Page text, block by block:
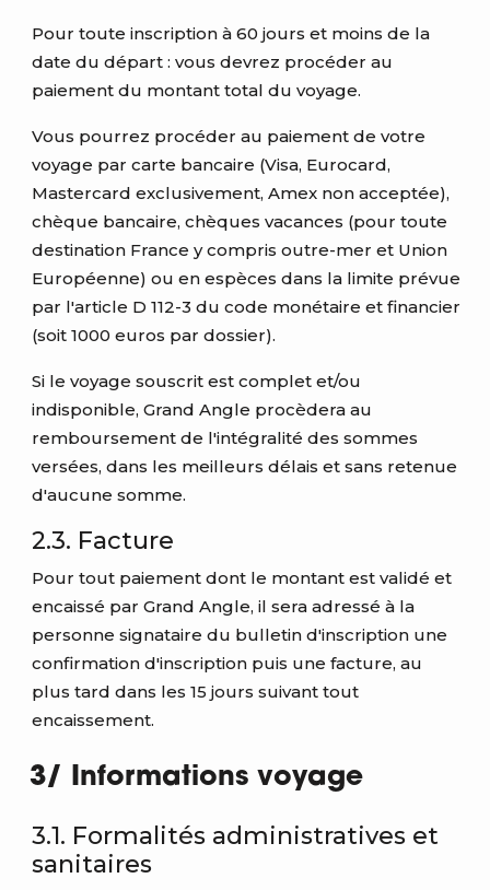
Pour toute inscription à 60 jours et moins de la
date du départ : vous devrez procéder au
paiement du montant total du voyage.
Vous pourrez procéder au paiement de votre
voyage par carte bancaire (Visa, Eurocard,
Mastercard exclusivement, Amex non acceptée),
chèque bancaire, chèques vacances (pour toute
destination France y compris outre-mer et Union
Européenne) ou en espèces dans la limite prévue
par l'article D 112-3 du code monétaire et financier
(soit 1000 euros par dossier).
Si le voyage souscrit est complet et/ou
indisponible, Grand Angle procèdera au
remboursement de l'intégralité des sommes
versées, dans les meilleurs délais et sans retenue
d'aucune somme.
2.3. Facture
Pour tout paiement dont le montant est validé et
encaissé par Grand Angle, il sera adressé à la
personne signataire du bulletin d'inscription une
confirmation d'inscription puis une facture, au
plus tard dans les 15 jours suivant tout
encaissement.
3/ Informations voyage
3.1. Formalités administratives et
sanitaires